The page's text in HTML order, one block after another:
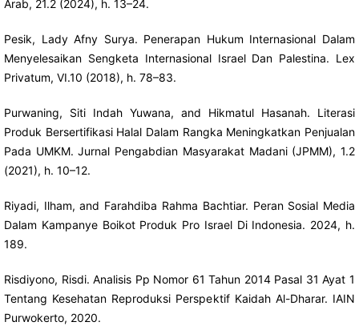
Arab, 21.2 (2024), h. 13–24.
Pesik, Lady Afny Surya. Penerapan Hukum Internasional Dalam
Menyelesaikan Sengketa Internasional Israel Dan Palestina. Lex
Privatum, VI.10 (2018), h. 78–83.
Purwaning, Siti Indah Yuwana, and Hikmatul Hasanah. Literasi
Produk Bersertifikasi Halal Dalam Rangka Meningkatkan Penjualan
Pada UMKM. Jurnal Pengabdian Masyarakat Madani (JPMM), 1.2
(2021), h. 10–12.
Riyadi, Ilham, and Farahdiba Rahma Bachtiar. Peran Sosial Media
Dalam Kampanye Boikot Produk Pro Israel Di Indonesia. 2024, h.
189.
Risdiyono, Risdi. Analisis Pp Nomor 61 Tahun 2014 Pasal 31 Ayat 1
Tentang Kesehatan Reproduksi Perspektif Kaidah Al-Dharar. IAIN
Purwokerto, 2020.